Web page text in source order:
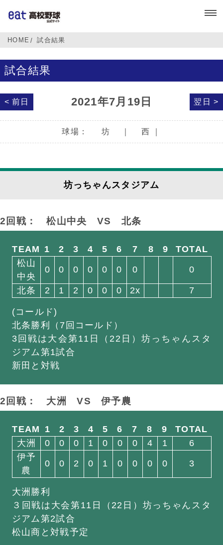
HOME 試合結果
試合結果
< 前日 2021年7月19日 翌日 >
球場： 坊 西
坊っちゃんスタジアム
2回戦： 松山中央 VS 北条
TEAM 1 2 3 4 5 6 7 8 9
TOTAL
松山
中央
0 0 0 0 0 0 0 0
北条 2 1 2 0 0 0 2x 7
(コールド)
北条勝利（7回コールド）
3回戦は大会第11日（22日）坊っちゃんスタ
ジアム第1試合
新田と対戦
2回戦： 大洲VS 伊予農
TEAM 1 2 3 4 5 6 7 8 9
TOTAL
大洲
0 0 0 1 0 0 0 4 1
6
伊予
農
0 0 2 0 1 0 0 0 0 3
大洲勝利
３回戦は大会第11日（22日）坊っちゃんスタ
ジアム第2試合
松山商と対戦予定